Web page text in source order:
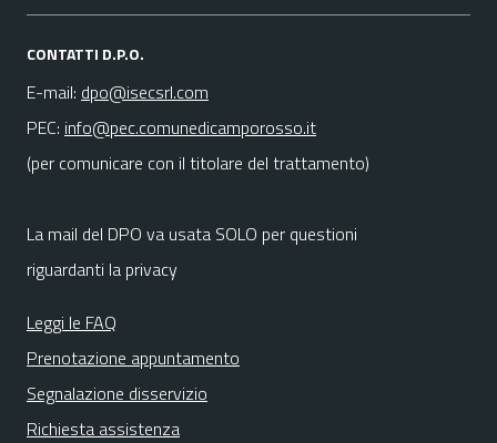
CONTATTI D.P.O.
E-mail: dpo@isecsrl.com
PEC: info@pec.comunedicamporosso.it
(per comunicare con il titolare del trattamento)
La mail del DPO va usata SOLO per questioni
riguardanti la privacy
Leggi le FAQ
Prenotazione appuntamento
Segnalazione disservizio
Richiesta assistenza